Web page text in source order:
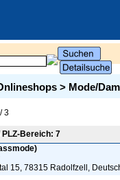
> Mode/
3
PLZ-Bereich: 7
15, 78315 Radolfzell,